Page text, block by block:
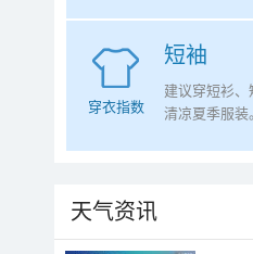
短袖
穿衣指数
建议穿短衫、
清凉夏季服装
天气资讯